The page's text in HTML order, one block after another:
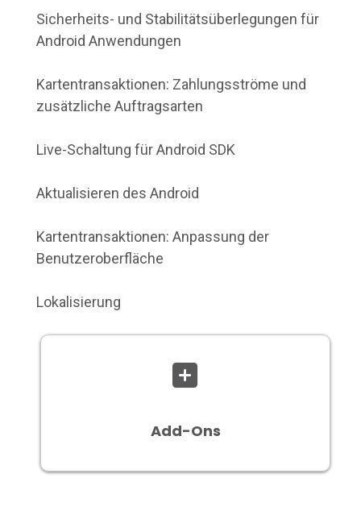
Sicherheits- und Stabilitätsüberlegungen für
Android Anwendungen
Kartentransaktionen: Zahlungsströme und
zusätzliche Auftragsarten
Live-Schaltung für Android SDK
Aktualisieren des Android
Kartentransaktionen: Anpassung der
Benutzeroberfläche
Lokalisierung
Add-Ons